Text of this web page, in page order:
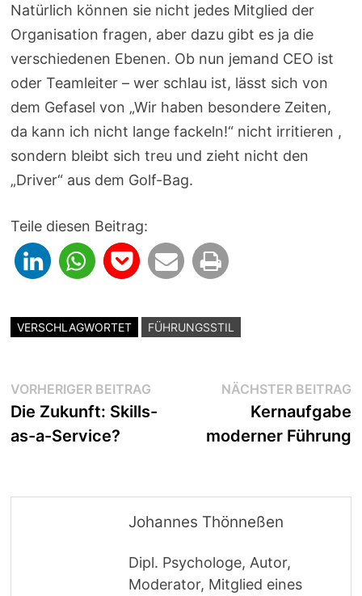
Natürlich können sie nicht jedes Mitglied der
Organisation fragen, aber dazu gibt es ja die
verschiedenen Ebenen. Ob nun jemand CEO ist
oder Teamleiter – wer schlau ist, lässt sich von
dem Gefasel von „Wir haben besondere Zeiten,
da kann ich nicht lange fackeln!“ nicht irritieren ,
sondern bleibt sich treu und zieht nicht den
„Driver“ aus dem Golf-Bag.
Teile diesen Beitrag:
VERSCHLAGWORTET FÜHRUNGSSTIL
Beitragsnavigation
VORHERIGER BEITRAG Vorheriger
Beitrag:
Die Zukunft: Skills-
as-a-Service?
NÄCHSTER BEITRAG
Kernaufgabe
moderner Führung
Johannes Thönneßen
Dipl. Psychologe, Autor,
Moderator, Mitglied eines